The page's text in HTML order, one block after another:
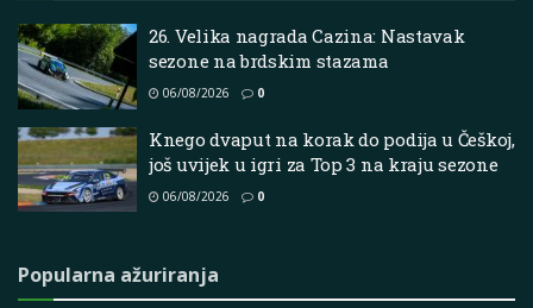
26. Velika nagrada Cazina: Nastavak
sezone na brdskim stazama
06/08/2026 0
Knego dvaput na korak do podija u Češkoj,
još uvijek u igri za Top 3 na kraju sezone
06/08/2026 0
Popularna ažuriranja